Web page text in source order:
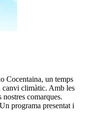
Cocentaina, un temps
canvi climàtic. Amb les
nostres comarques.
programa presentat i